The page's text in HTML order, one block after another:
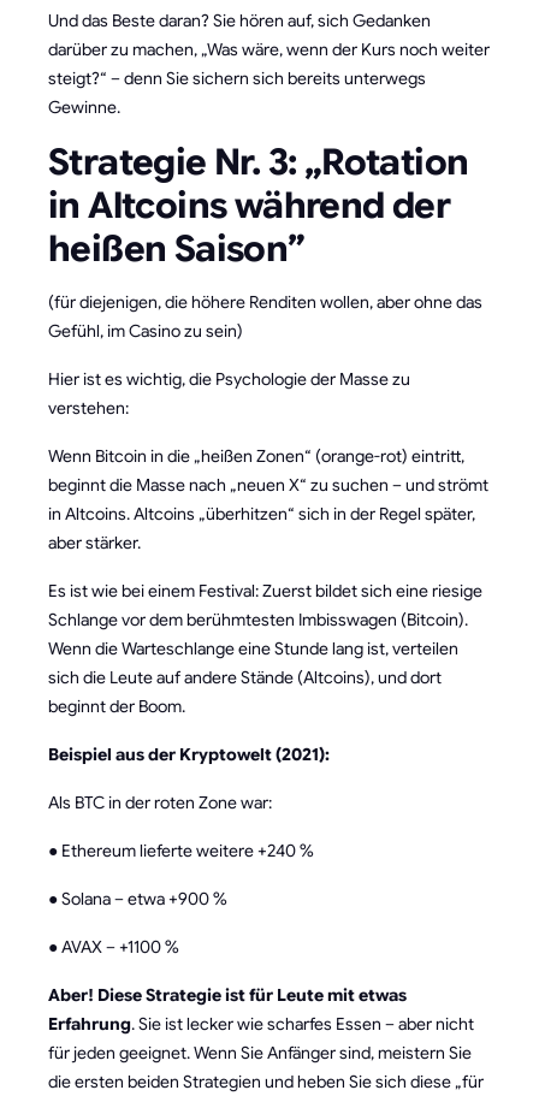
Und das Beste daran? Sie hören auf, sich Gedanken
darüber zu machen, „Was wäre, wenn der Kurs noch weiter
steigt?“ – denn Sie sichern sich bereits unterwegs
Gewinne.
Strategie Nr. 3: „Rotation
in Altcoins während der
heißen Saison”
(für diejenigen, die höhere Renditen wollen, aber ohne das
Gefühl, im Casino zu sein)
Hier ist es wichtig, die Psychologie der Masse zu
verstehen:
Wenn Bitcoin in die „heißen Zonen“ (orange-rot) eintritt,
beginnt die Masse nach „neuen X“ zu suchen – und strömt
in Altcoins. Altcoins „überhitzen“ sich in der Regel später,
aber stärker.
Es ist wie bei einem Festival: Zuerst bildet sich eine riesige
Schlange vor dem berühmtesten Imbisswagen (Bitcoin).
Wenn die Warteschlange eine Stunde lang ist, verteilen
sich die Leute auf andere Stände (Altcoins), und dort
beginnt der Boom.
Beispiel aus der Kryptowelt (2021):
Als BTC in der roten Zone war:
● Ethereum lieferte weitere +240 %
● Solana – etwa +900 %
● AVAX – +1100 %
Aber! Diese Strategie ist für Leute mit etwas
Erfahrung. Sie ist lecker wie scharfes Essen – aber nicht
für jeden geeignet. Wenn Sie Anfänger sind, meistern Sie
die ersten beiden Strategien und heben Sie sich diese „für